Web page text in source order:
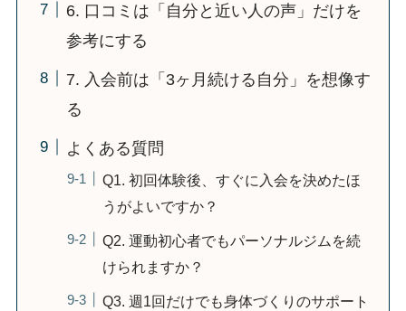
6. 口コミは「自分と近い人の声」だけを
参考にする
7. 入会前は「3ヶ月続ける自分」を想像す
る
よくある質問
Q1. 初回体験後、すぐに入会を決めたほ
うがよいですか？
Q2. 運動初心者でもパーソナルジムを続
けられますか？
Q3. 週1回だけでも身体づくりのサポート